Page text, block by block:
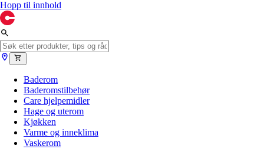
Hopp til innhold
Baderom
Baderomstilbehør
Care hjelpemidler
Hage og uterom
Kjøkken
Varme og inneklima
Vaskerom